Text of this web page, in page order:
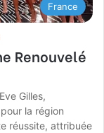
France
Renouvelé
Gilles,
la région
réussite, attribuée